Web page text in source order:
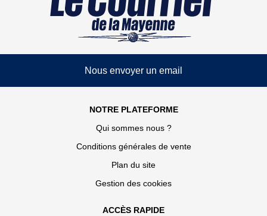
Nous envoyer un email
NOTRE PLATEFORME
Qui sommes nous ?
Conditions générales de vente
Plan du site
Gestion des cookies
ACCÈS RAPIDE